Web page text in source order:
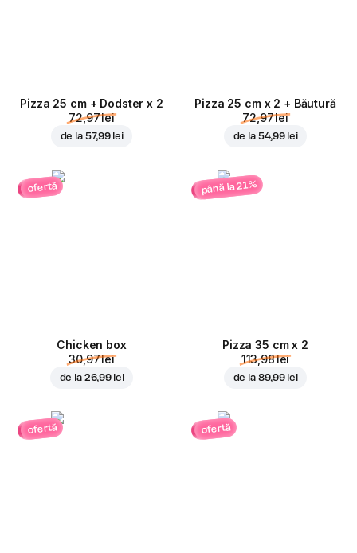
Pizza 25 cm + Dodster x 2
72,97 lei
de la 57,99 lei
Pizza 25 cm x 2 + Băutură
72,97 lei
de la 54,99 lei
ofertă
Chicken box
30,97 lei
de la 26,99 lei
până la 21%
Pizza 35 cm x 2
113,98 lei
de la 89,99 lei
ofertă ofertă